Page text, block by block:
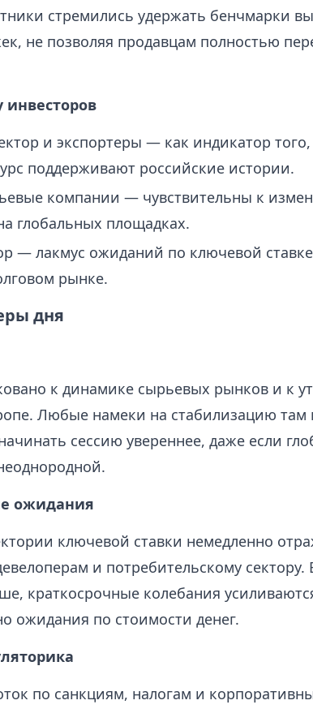
стремились удержать бенчмарки
не позволяя продавцам полностью
инвесторов
и экспортеры — как индикатор
поддерживают российские истории.
компании — чувствительны к
глобальных площадках.
— лакмус ожиданий по ключевой
рынке.
дня
к динамике сырьевых рынков и к
Любые намеки на стабилизацию там
сессию увереннее, даже если
ожидания
ключевой ставки немедленно
и потребительскому сектору.
краткосрочные колебания
ожидания по стоимости денег.
по санкциям, налогам и